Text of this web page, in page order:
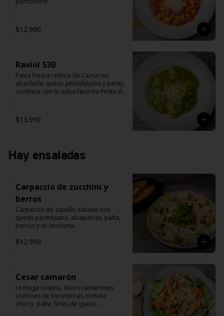
$12.990
Raviol 530
Pasta fresca rellena de Camaron,
alcachofa, queso philadelphia y pereji,
combina con tu salsa favorita Pesto de
$13.990
Hay ensaladas
Carpaccio de zucchini y
berros
Carpaccio de zapallo italiano con
queso parmesano, alcaparras, palta,
berros y su limoneta.
$12.990
Cesar camarón
Lechuga costina, tibios camarones,
crutones de berenjenas, tomate
cherry, palta, fetas de queso